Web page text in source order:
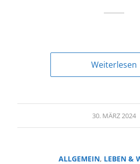
Weiterlesen
30. MÄRZ 2024
ALLGEMEIN, LEBEN &